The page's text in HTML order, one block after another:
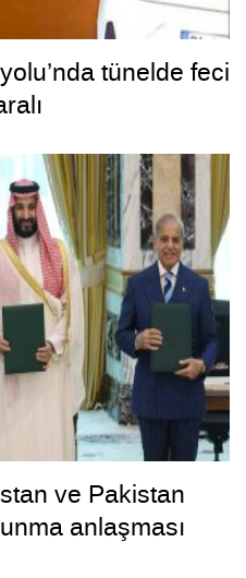
tünelde feci
ve Pakistan
anlaşması